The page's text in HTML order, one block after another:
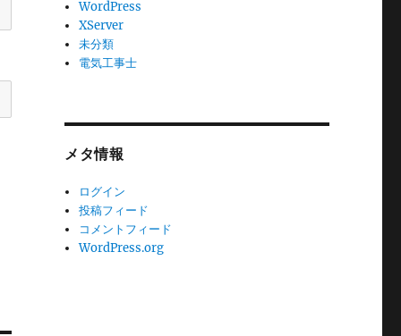
WordPress
XServer
未分類
電気工事士
メタ情報
ログイン
投稿フィード
コメントフィード
WordPress.org